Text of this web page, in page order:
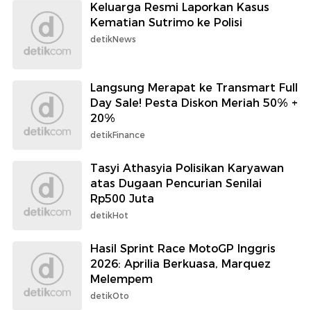
Keluarga Resmi Laporkan Kasus
Kematian Sutrimo ke Polisi
detikNews
Langsung Merapat ke Transmart Full
Day Sale! Pesta Diskon Meriah 50% +
20%
detikFinance
Tasyi Athasyia Polisikan Karyawan
atas Dugaan Pencurian Senilai
Rp500 Juta
detikHot
Hasil Sprint Race MotoGP Inggris
2026: Aprilia Berkuasa, Marquez
Melempem
detikOto